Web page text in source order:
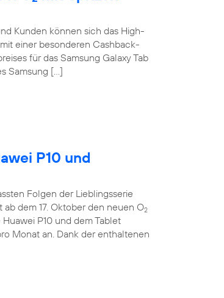
Kunden können sich das High-
einer besonderen Cashback-
für das Samsung Galaxy Tab
Samsung […]
P10 und
Folgen der Lieblingsserie
ab dem 17. Oktober den neuen O2
P10 und dem Tablet
Monat an. Dank der enthaltenen